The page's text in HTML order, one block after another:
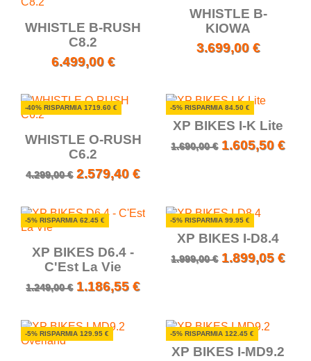
WHISTLE B-RUSH
C8.2
6.499,00 €
WHISTLE B-
KIOWA
3.699,00 €
WHISTLE O-RUSH
C6.2
4.299,00 € 2.579,40 €
-40% RISPARMIA 1719.60 €
XP BIKES I-K Lite
1.690,00 € 1.605,50 €
-5% RISPARMIA 84.50 €
XP BIKES D6.4 -
C'Est La Vie
1.249,00 € 1.186,55 €
-5% RISPARMIA 62.45 €
XP BIKES I-D8.4
1.999,00 € 1.899,05 €
-5% RISPARMIA 99.95 €
-5% RISPARMIA 129.95 €
XP BIKES I-MD9.2
-5% RISPARMIA 122.45 €